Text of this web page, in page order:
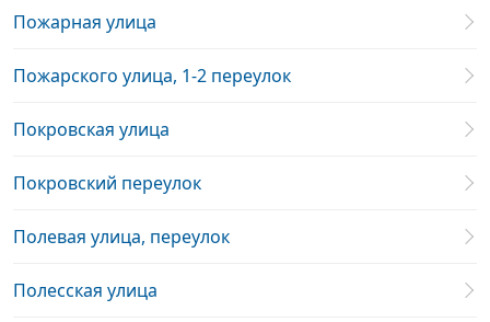
Пожарная улица
Пожарского улица, 1-2 переулок
Покровская улица
Покровский переулок
Полевая улица, переулок
Полесская улица